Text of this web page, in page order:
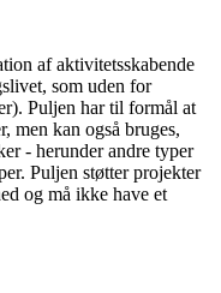
af aktivitetsskabende
som uden for
Puljen har til formål at
men kan også bruges,
- herunder andre typer
Puljen støtter projekter
og må ikke have et